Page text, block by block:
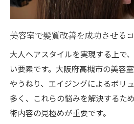
美容室で髪質改善を成功させる
大人ヘアスタイルを実現する上で
い要素です。大阪府高槻市の美容
やうねり、エイジングによるボリ
多く、これらの悩みを解決するた
術内容の見極めが重要です。